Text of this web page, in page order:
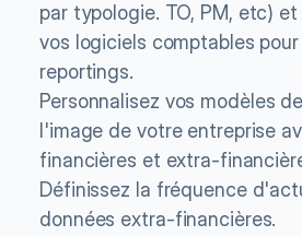
Personnalisez vos modèles
l'image de votre entreprise
financières et extra-
par typologie. TO, PM, etc)
vos logiciels comptables
reportings.
Définissez la fréquence
données extra-financières.